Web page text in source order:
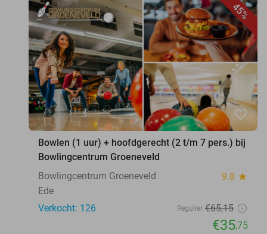
45%
favorite_border
Bowlen (1 uur) + hoofdgerecht (2 t/m 7 pers.) bij
Bowlingcentrum Groeneveld
Bowlingcentrum Groeneveld
9.8 star
Ede
Verkocht: 126
Regulier €65,15
€35,75